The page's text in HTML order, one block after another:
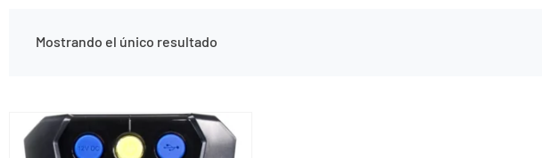
Mostrando el único resultado